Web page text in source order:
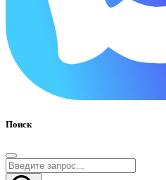
Поиск